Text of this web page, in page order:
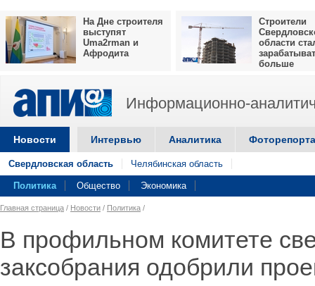
На Дне строителя
выступят
Uma2rman и
Афродита
Строители
области
больше
Информационно-
Новости Интервью Аналитика
Свердловская область Челябинская область
Политика Общество Экономика
Главная страница / Новости / Политика /
В профильном комитете
заксобрания одобрили